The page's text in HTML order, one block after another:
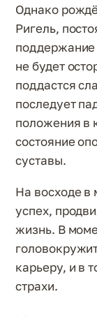
Однако
Ригель,
поддержание
не будет
поддастся
последует
положения в
состояние
суставы.
На восходе в
успех,
жизнь. В
карьеру, и в
страхи.